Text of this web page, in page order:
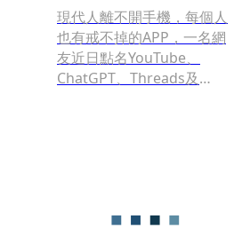
現代人離不開手機，每個人
也有戒不掉的APP，一名網
友近日點名YouTube、
ChatGPT、Threads及
高使用率，「如果加上